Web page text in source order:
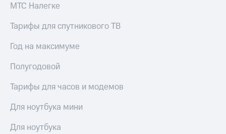
МТС Налегке
Тарифы для спутникового ТВ
Год на максимуме
Полугодовой
Тарифы для часов и модемов
Для ноутбука мини
Для ноутбука